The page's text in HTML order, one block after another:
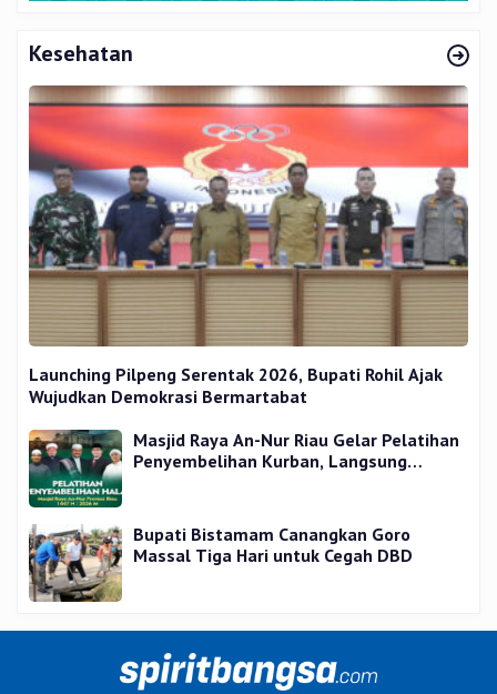
Kesehatan
Launching Pilpeng Serentak 2026, Bupati Rohil Ajak
Wujudkan Demokrasi Bermartabat
Masjid Raya An-Nur Riau Gelar Pelatihan
Penyembelihan Kurban, Langsung
Bupati Bistamam Canangkan Goro
Massal Tiga Hari untuk Cegah DBD